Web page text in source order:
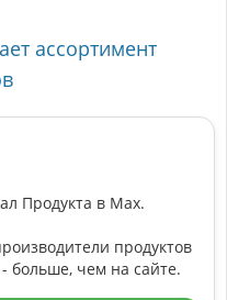
ассортимент
Продукта в Max.
продуктов
больше, чем на сайте.